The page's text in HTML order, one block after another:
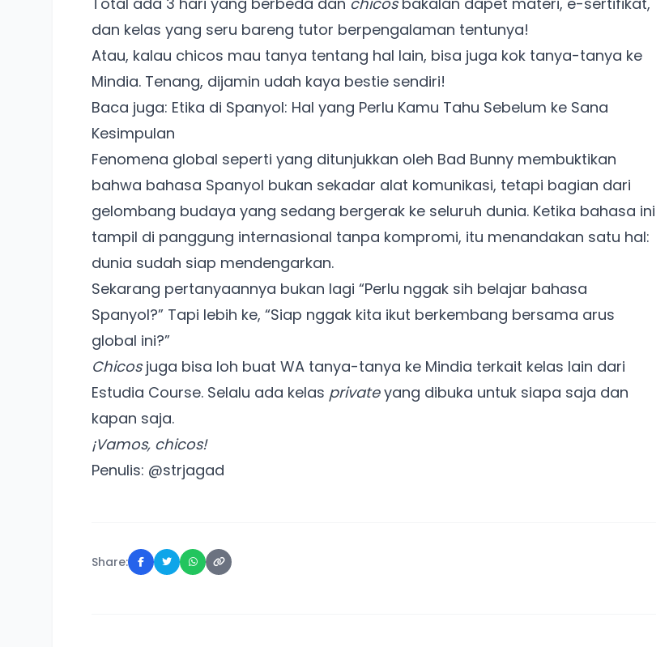
dan kelas yang seru bareng tutor berpengalaman tentunya!
Atau, kalau chicos mau tanya tentang hal lain, bisa juga kok tanya-tanya ke
Mindia. Tenang, dijamin udah kaya bestie sendiri!
Baca juga: Etika di Spanyol: Hal yang Perlu Kamu Tahu Sebelum ke Sana
Kesimpulan
Fenomena global seperti yang ditunjukkan oleh Bad Bunny membuktikan
bahwa bahasa Spanyol bukan sekadar alat komunikasi, tetapi bagian dari
gelombang budaya yang sedang bergerak ke seluruh dunia. Ketika bahasa ini
tampil di panggung internasional tanpa kompromi, itu menandakan satu hal:
dunia sudah siap mendengarkan.
Sekarang pertanyaannya bukan lagi “Perlu nggak sih belajar bahasa
Spanyol?” Tapi lebih ke, “Siap nggak kita ikut berkembang bersama arus
global ini?”
Chicosjuga bisa loh buat WA tanya-tanya ke Mindia terkait kelas lain dari
Estudia Course. Selalu ada kelas privateyang dibuka untuk siapa saja dan
kapan saja.
¡Vamos, chicos!
Penulis: @strjagad
Share: